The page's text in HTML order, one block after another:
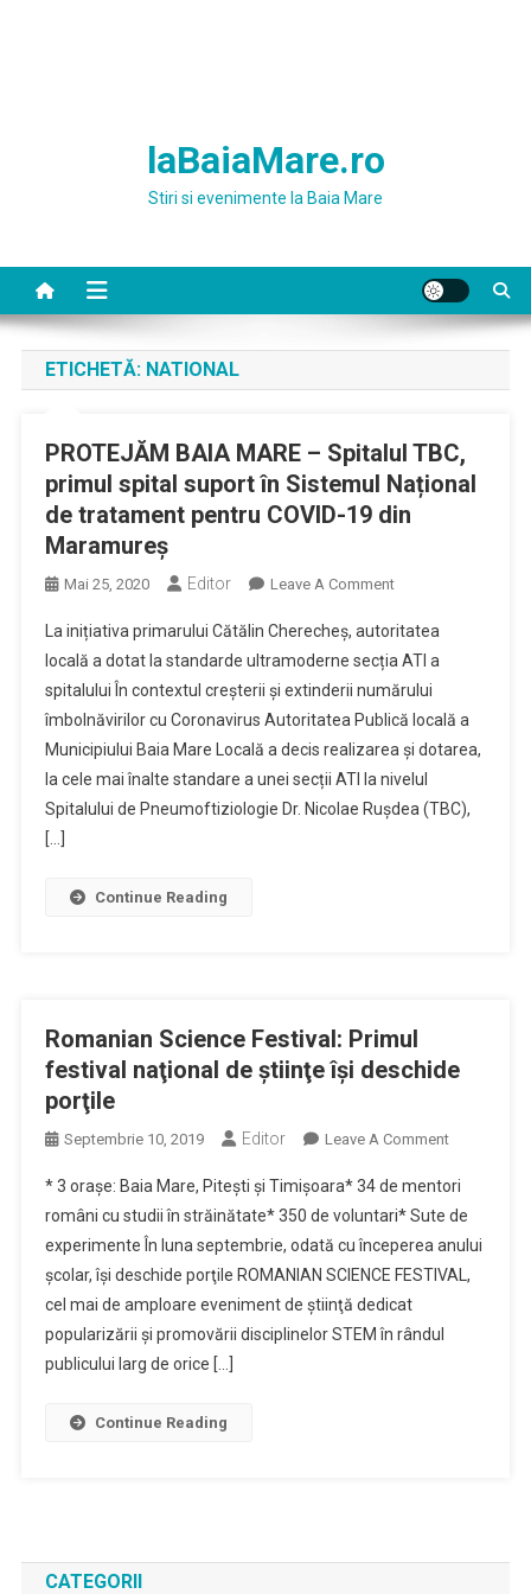
laBaiaMare.ro
Stiri si evenimente la Baia Mare
ETICHETĂ: NATIONAL
PROTEJĂM BAIA MARE – Spitalul TBC,
primul spital suport în Sistemul Național
de tratament pentru COVID-19 din
Maramureș
Mai 25, 2020 Editor Leave A CommentOn
BAIA
MARE
–
Spitalul
TBC,
Primul
Spital
19
Din
La inițiativa primarului Cătălin Cherecheș, autoritatea
locală a dotat la standarde ultramoderne secția ATI a
spitalului În contextul creșterii și extinderii numărului
îmbolnăvirilor cu Coronavirus Autoritatea Publică locală a
Municipiului Baia Mare Locală a decis realizarea și dotarea,
la cele mai înalte standare a unei secții ATI la nivelul
Spitalului de Pneumoftiziologie Dr. Nicolae Rușdea (TBC),
[…]
Continue Reading
Romanian Science Festival: Primul
festival naţional de ştiinţe îşi deschide
porţile
Septembrie 10, 2019 Editor Leave A CommentOn
Science
Festival:
Primul
Festival
* 3 oraşe: Baia Mare, Piteşti şi Timişoara* 34 de mentori
români cu studii în străinătate* 350 de voluntari* Sute de
experimente În luna septembrie, odată cu începerea anului
şcolar, îşi deschide porţile ROMANIAN SCIENCE FESTIVAL,
cel mai de amploare eveniment de ştiinţă dedicat
popularizării şi promovării disciplinelor STEM în rândul
publicului larg de orice […]
Continue Reading
CATEGORII